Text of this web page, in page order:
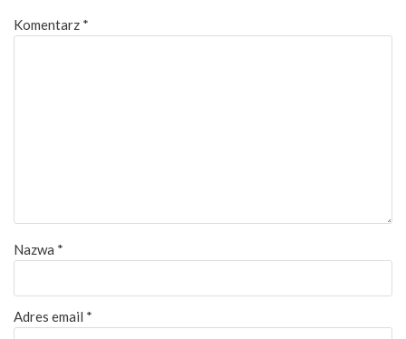
Komentarz *
Nazwa *
Adres email *